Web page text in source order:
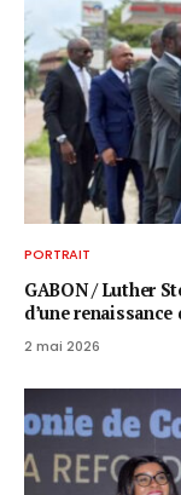
PORTRAIT
GABON / ​Luther
d’une
2 mai 2026